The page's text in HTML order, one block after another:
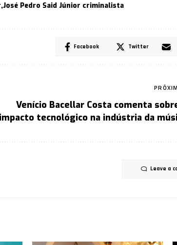
José Pedro Said Júnior criminalista
Facebook Twitter
Venício Bacellar Costa comenta
impacto tecnológico na indústria da
Leave a